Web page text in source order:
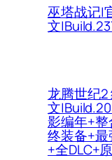
巫塔战记|
文
龙腾世纪2
文
影编年+
终装备+
+全DLC+